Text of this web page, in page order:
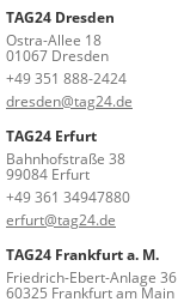
TAG24 Dresden
Ostra-Allee 18
01067 Dresden
+49 351 888-2424
dresden@tag24.de
TAG24 Erfurt
Bahnhofstraße 38
99084 Erfurt
+49 361 34947880
erfurt@tag24.de
TAG24 Frankfurt a. M.
Friedrich-Ebert-Anlage 36
60325 Frankfurt am Main